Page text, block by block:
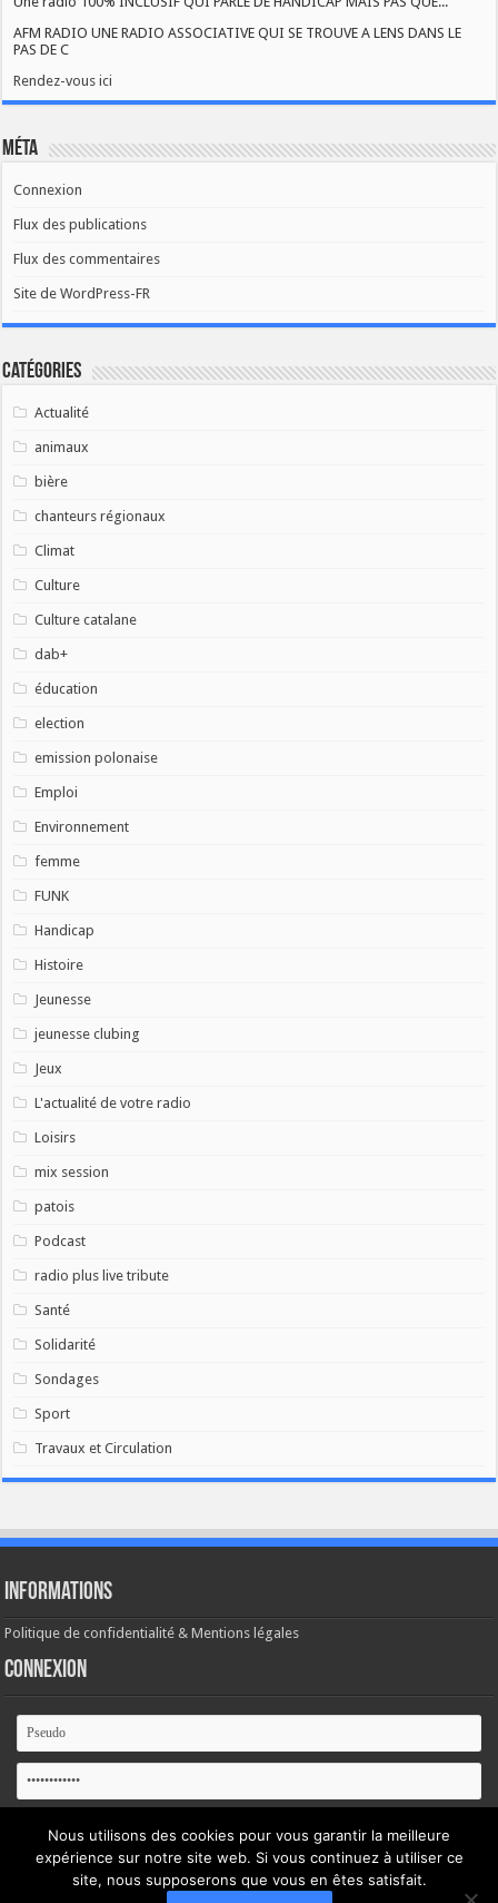
AFM RADIO UNE RADIO ASSOCIATIVE QUI SE TROUVE A LENS DANS LE
PAS DE C
Rendez-vous ici
Méta
Connexion
Flux des publications
Flux des commentaires
Site de WordPress-FR
Catégories
Actualité
animaux
bière
chanteurs régionaux
Climat
Culture
Culture catalane
dab+
éducation
election
emission polonaise
Emploi
Environnement
femme
FUNK
Handicap
Histoire
Jeunesse
jeunesse clubing
Jeux
L'actualité de votre radio
Loisirs
mix session
patois
Podcast
radio plus live tribute
Santé
Solidarité
Sondages
Sport
Travaux et Circulation
Informations
Politique de confidentialité & Mentions légales
Connexion
Se souvenir de moi
Mot de passe oublié ?
Nous utilisons des cookies pour vous garantir la meilleure
expérience sur notre site web. Si vous continuez à utiliser ce
site, nous supposerons que vous en êtes satisfait.